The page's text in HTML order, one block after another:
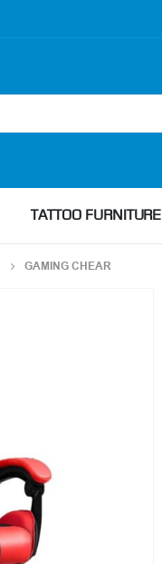
TATTOO FURNITURE
GAMING CHEAR